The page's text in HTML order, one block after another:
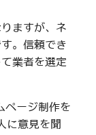
ますが、ネ
。信頼でき
業者を選定
ページ制作を
に意見を聞